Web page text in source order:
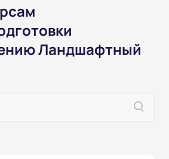
Ландшафтный